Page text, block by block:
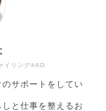
イリング®AD
サポートをしてい
と仕事を整えるお